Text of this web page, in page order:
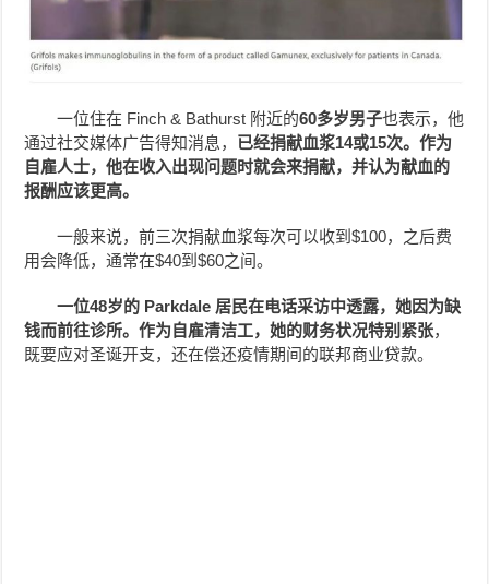
一位住在 Finch & Bathurst 附近的60多岁男子也表示，他
通过社交媒体广告得知消息， 已经捐献血浆14或15次。作为
自雇人士，他在收入出现问题时就会来捐献，并认为献血的
报酬应该更高。
一般来说，前三次捐献血浆每次可以收到$100，之后费
用会降低，通常在$40到$60之间。
一位48岁的 Parkdale 居民在电话采访中透露，她因为缺
钱而前往诊所。作为自雇清洁工，她的财务状况特别紧张，
既要应对圣诞开支，还在偿还疫情期间的联邦商业贷款。